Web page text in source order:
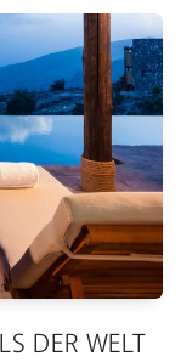
DER WELT